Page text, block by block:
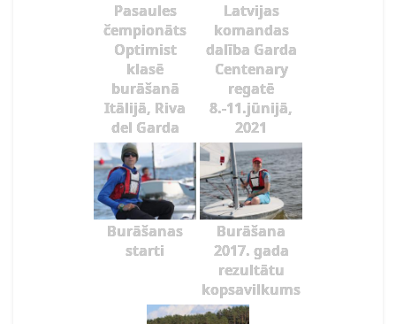
Pasaules
čempionāts
Optimist
klasē
burāšanā
Itālijā, Riva
del Garda
Latvijas
komandas
dalība Garda
Centenary
regatē
8.-11.jūnijā,
2021
Burāšanas
starti
Burāšana
2017. gada
rezultātu
kopsavilkums